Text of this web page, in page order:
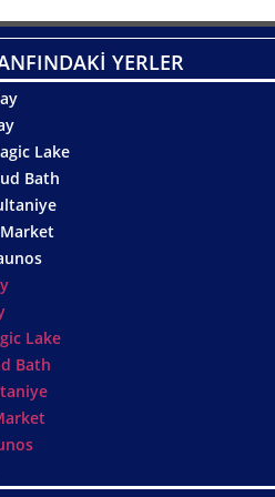
YERLER
Lake
Bath
Lake
Bath